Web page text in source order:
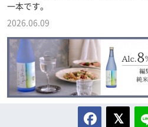
一本です。
2026.06.09